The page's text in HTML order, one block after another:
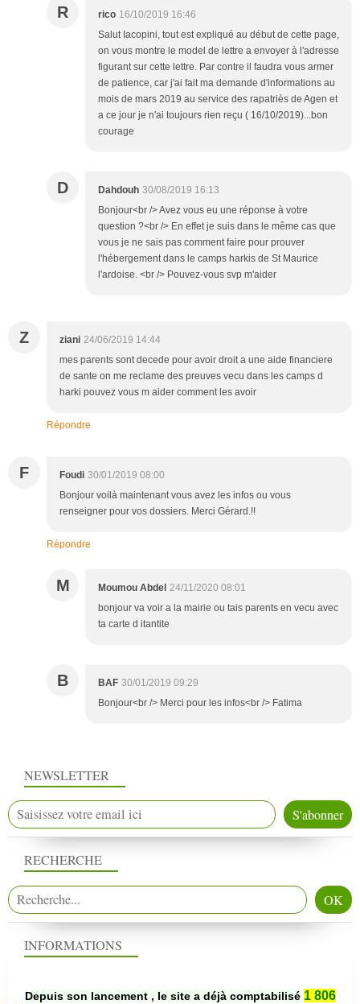
R rico 16/10/2019 16:46
Salut Iacopini, tout est expliqué au début de cette page,
on vous montre le model de lettre a envoyer à l'adresse
figurant sur cette lettre. Par contre il faudra vous armer
de patience, car j'ai fait ma demande d'informations au
mois de mars 2019 au service des rapatriès de Agen et
a ce jour je n'ai toujours rien reçu ( 16/10/2019)...bon
courage
D Dahdouh 30/08/2019 16:13
Bonjour<br /> Avez vous eu une réponse à votre
question ?<br /> En effet je suis dans le même cas que
vous je ne sais pas comment faire pour prouver
l'hébergement dans le camps harkis de St Maurice
l'ardoise. <br /> Pouvez-vous svp m'aider
Z ziani 24/06/2019 14:44
mes parents sont decede pour avoir droit a une aide financiere
de sante on me reclame des preuves vecu dans les camps d
harki pouvez vous m aider comment les avoir
Répondre
F Foudi 30/01/2019 08:00
Bonjour voilà maintenant vous avez les infos ou vous
renseigner pour vos dossiers. Merci Gérard.!!
Répondre
M Moumou Abdel 24/11/2020 08:01
bonjour va voir a la mairie ou tais parents en vecu avec
ta carte d itantite
B BAF 30/01/2019 09:29
Bonjour<br /> Merci pour les infos<br /> Fatima
NEWSLETTER
RECHERCHE
INFORMATIONS
Depuis son lancement , le site a déjà comptabilisé 1 806